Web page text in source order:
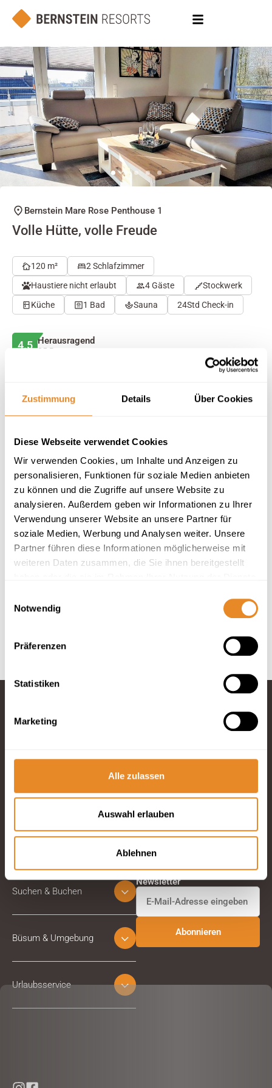
Zustimmung Details Über Cookies
Diese Webseite verwendet Cookies
Wir verwenden Cookies, um Inhalte und Anzeigen zu
personalisieren, Funktionen für soziale Medien anbieten
zu können und die Zugriffe auf unsere Website zu
analysieren. Außerdem geben wir Informationen zu Ihrer
Verwendung unserer Website an unsere Partner für
soziale Medien, Werbung und Analysen weiter. Unsere
Partner führen diese Informationen möglicherweise mit
weiteren Daten zusammen, die Sie ihnen bereitgestellt
Notwendig
Präferenzen
Statistiken
Marketing
Alle zulassen
Auswahl erlauben
Ablehnen
Bernstein Mare Rose Penthouse 1
Volle Hütte, volle Freude
120 m²
2 Schlafzimmer
Haustiere nicht erlaubt
4 Gäste
Stockwerk
Küche
1 Bad Sauna 24Std Check-in
4.5 Herausragend
25 Bewertungen
Ausstattung
25 Bewertungen
In deiner Buchung inbegriffen
Optimaler Service durch 4 Rezeptionen vor Ort.
Fragen und
Telefon: 04834
E-Mail schreiben
Suchen & Buchen
Büsum & Umgebung
Urlaubsservice
Abonnieren Sie unseren
Newsletter